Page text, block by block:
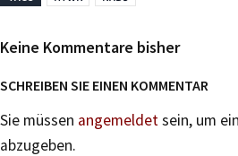
Keine Kommentare bisher
SCHREIBEN SIE EINEN KOMMENTAR
Sie müssen angemeldetsein, um
abzugeben.